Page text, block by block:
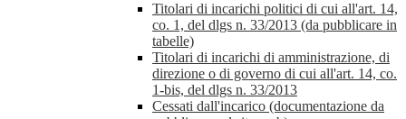
Titolari di incarichi politici di cui all'art. 14,
co. 1, del dlgs n. 33/2013 (da pubblicare in
tabelle)
Titolari di incarichi di amministrazione, di
direzione o di governo di cui all'art. 14, co.
1-bis, del dlgs n. 33/2013
Cessati dall'incarico (documentazione da